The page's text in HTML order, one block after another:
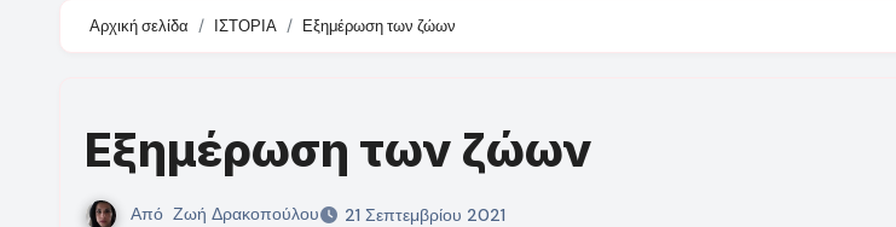
Αρχική σελίδα ΙΣΤΟΡΙΑ Εξημέρωση των ζώων
Εξημέρωση των ζώων
Από Ζωή Δρακοπούλου
21 Σεπτεμβρίου 2021